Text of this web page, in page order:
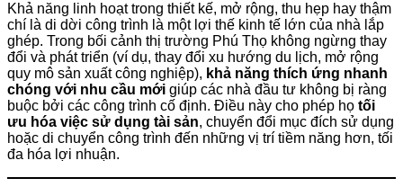
Khả năng linh hoạt trong thiết kế, mở rộng, thu hẹp hay thậm
chí là di dời công trình là một lợi thế kinh tế lớn của nhà lắp
ghép. Trong bối cảnh thị trường Phú Thọ không ngừng thay
đổi và phát triển (ví dụ, thay đổi xu hướng du lịch, mở rộng
quy mô sản xuất công nghiệp), khả năng thích ứng nhanh
chóng với nhu cầu mới giúp các nhà đầu tư không bị ràng
buộc bởi các công trình cố định. Điều này cho phép họ tối
ưu hóa việc sử dụng tài sản, chuyển đổi mục đích sử dụng
hoặc di chuyển công trình đến những vị trí tiềm năng hơn, tối
đa hóa lợi nhuận.